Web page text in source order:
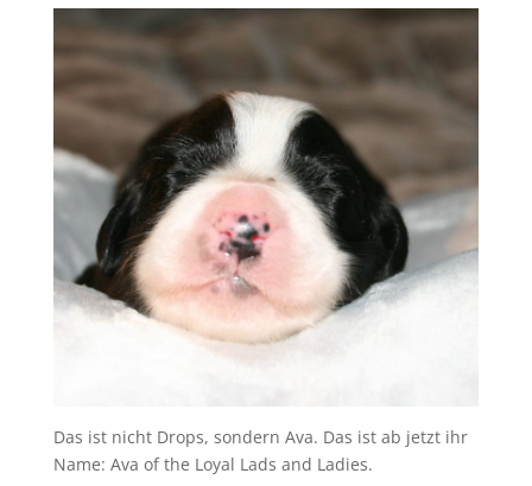
Das ist nicht Drops, sondern Ava. Das ist ab jetzt ihr
Name: Ava of the Loyal Lads and Ladies.